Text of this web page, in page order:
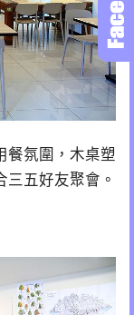
餐氛圍，木桌塑
五好友聚會。